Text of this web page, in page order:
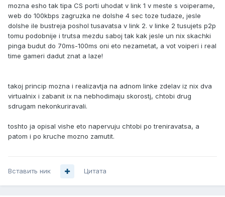
mozna esho tak tipa CS porti uhodat v link 1 v meste s voiperame,
web do 100kbps zagruzka ne dolshe 4 sec toze tudaze, jesle
dolshe ile bustreja poshol tusavatsa v link 2. v linke 2 tusujets p2p
tomu podobnije i trutsa mezdu saboj tak kak jesle un nix skachki
pinga budut do 70ms-100ms oni eto nezametat, a vot voiperi i real
time gameri dadut znat a laze!
takoj princip mozna i realizavtja na adnom linke zdelav iz nix dva
virtualnix i zabanit ix na nebhodimaju skorostj, chtobi drug
sdrugam nekonkuriravali.
toshto ja opisal vishe eto napervuju chtobi po treniravatsa, a
patom i po kruche mozno zamutit.
Вставить ник Цитата